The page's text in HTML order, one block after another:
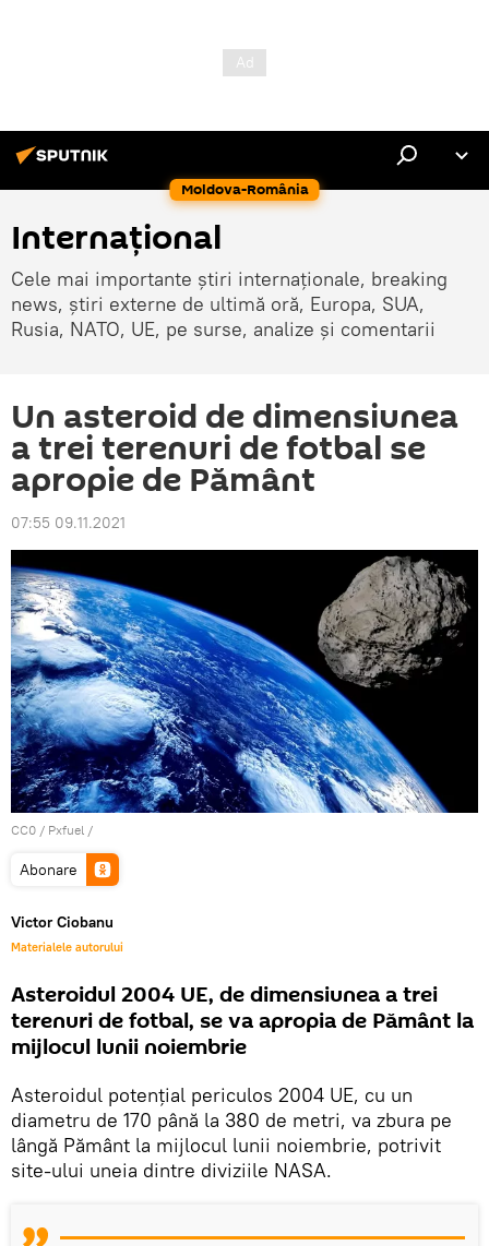
Moldova-România
Internaţional
Cele mai importante știri internaționale, breaking
news, știri externe de ultimă oră, Europa, SUA,
Rusia, NATO, UE, pe surse, analize și comentarii
Un asteroid de dimensiunea
a trei terenuri de fotbal se
apropie de Pământ
07:55 09.11.2021
CC0 / Pxfuel /
Abonare
Victor Ciobanu
Materialele autorului
Asteroidul 2004 UE, de dimensiunea a trei
terenuri de fotbal, se va apropia de Pământ la
mijlocul lunii noiembrie
Asteroidul potențial periculos 2004 UE, cu un
diametru de 170 până la 380 de metri, va zbura pe
lângă Pământ la mijlocul lunii noiembrie, potrivit
site-ului uneia dintre diviziile NASA.